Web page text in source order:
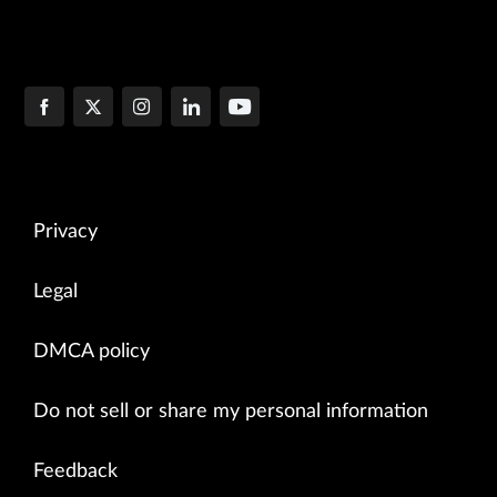
Privacy
Legal
DMCA policy
Do not sell or share my personal information
Feedback